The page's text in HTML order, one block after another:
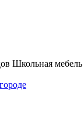
Школьная мебель